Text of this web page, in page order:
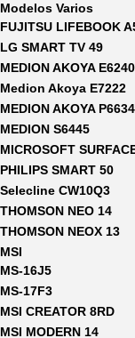
Modelos Varios
FUJITSU LIFEBOOK
LG SMART TV 49
MEDION AKOYA
Medion Akoya E7222
MEDION AKOYA P6634
MEDION S6445
MICROSOFT
PHILIPS SMART 50
Selecline CW10Q3
THOMSON NEO 14
THOMSON NEOX 13
MSI
MS-16J5
MS-17F3
MSI CREATOR 8RD
MSI MODERN 14